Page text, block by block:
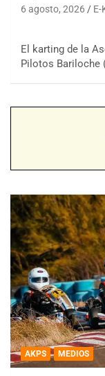
6 agosto, 2026 E-
El karting de la
Pilotos Bariloche
AKPS MEDIOS